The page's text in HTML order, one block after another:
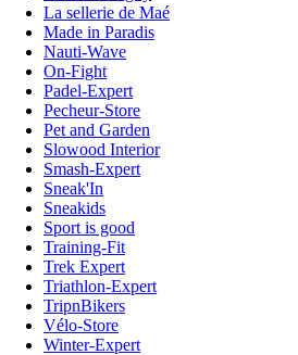
La sellerie de Maé
Made in Paradis
Nauti-Wave
On-Fight
Padel-Expert
Pecheur-Store
Pet and Garden
Slowood Interior
Smash-Expert
Sneak'In
Sneakids
Sport is good
Training-Fit
Trek Expert
Triathlon-Expert
TripnBikers
Vélo-Store
Winter-Expert